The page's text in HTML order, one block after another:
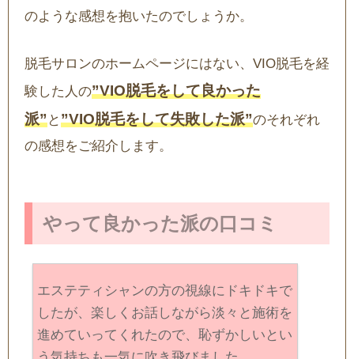
のような感想を抱いたのでしょうか。
脱毛サロンのホームページにはない、VIO脱毛を経
験した人の”VIO脱毛をして良かった
派”と”VIO脱毛をして失敗した派”のそれぞれ
の感想をご紹介します。
やって良かった派の口コミ
エステティシャンの方の視線にドキドキで
したが、楽しくお話しながら淡々と施術を
進めていってくれたので、恥ずかしいとい